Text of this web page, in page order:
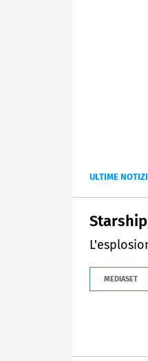
ULTIME
MEDIASET